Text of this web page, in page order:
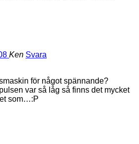
Ken Svara
för något spännande?
var så låg så finns det mycket
som…:P